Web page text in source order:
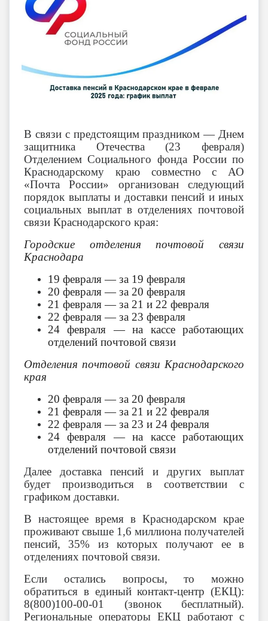
В связи с предстоящим праздником — Днем
защитника Отечества (23 февраля)
Отделением Социального фонда России по
Краснодарскому краю совместно с АО
«Почта России» организован следующий
порядок выплаты и доставки пенсий и иных
социальных выплат в отделениях почтовой
связи Краснодарского края:
Городские отделения почтовой связи
Краснодара
19 февраля — за 19 февраля
20 февраля — за 20 февраля
21 февраля — за 21 и 22 февраля
22 февраля — за 23 февраля
24 февраля — на кассе работающих
отделений почтовой связи
Отделения почтовой связи Краснодарского
края
20 февраля — за 20 февраля
21 февраля — за 21 и 22 февраля
22 февраля — за 23 и 24 февраля
24 февраля — на кассе работающих
отделений почтовой связи
Далее доставка пенсий и других выплат
будет производиться в соответствии с
графиком доставки.
В настоящее время в Краснодарском крае
проживают свыше 1,6 миллиона получателей
пенсий, 35% из которых получают ее в
отделениях почтовой связи.
Если остались вопросы, то можно
обратиться в единый контакт-центр (ЕКЦ):
8(800)100-00-01 (звонок бесплатный).
Региональные операторы ЕКЦ работают с